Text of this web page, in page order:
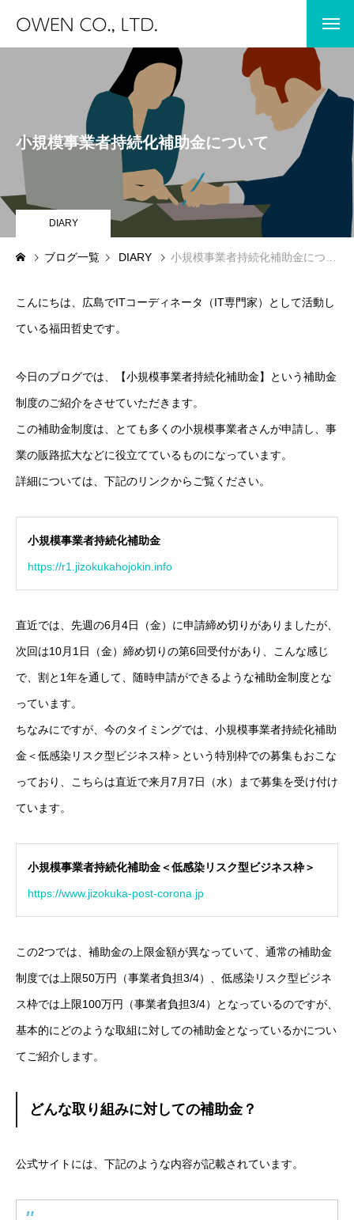
JIBUN IC
STORES
IT COODINATOR
DIARY
JIBUN IC 保育士専門求人サイト JIBUN IC
小規模事業者持続化補助金について
DIARY
ブログ一覧 DIARY 小規模事業者持続化補助金について
こんにちは、広島でITコーディネータ（IT専門家）として活動し
ている福田哲史です。
今日のブログでは、【小規模事業者持続化補助金】という補助金
制度のご紹介をさせていただきます。
この補助金制度は、とても多くの小規模事業者さんが申請し、事
業の販路拡大などに役立てているものになっています。
詳細については、下記のリンクからご覧ください。
小規模事業者持続化補助金
https://r1.jizokukahojokin.info
直近では、先週の6月4日（金）に申請締め切りがありましたが、
次回は10月1日（金）締め切りの第6回受付があり、こんな感じ
で、割と1年を通して、随時申請ができるような補助金制度とな
っています。
ちなみにですが、今のタイミングでは、小規模事業者持続化補助
金＜低感染リスク型ビジネス枠＞という特別枠での募集もおこな
っており、こちらは直近で来月7月7日（水）まで募集を受け付け
ています。
小規模事業者持続化補助金＜低感染リスク型ビジネス枠＞
https://www.jizokuka-post-corona.jp
この2つでは、補助金の上限金額が異なっていて、通常の補助金
制度では上限50万円（事業者負担3/4）、低感染リスク型ビジネ
ス枠では上限100万円（事業者負担3/4）となっているのですが、
基本的にどのような取組に対しての補助金となっているかについ
てご紹介します。
どんな取り組みに対しての補助金？
公式サイトには、下記のような内容が記載されています。